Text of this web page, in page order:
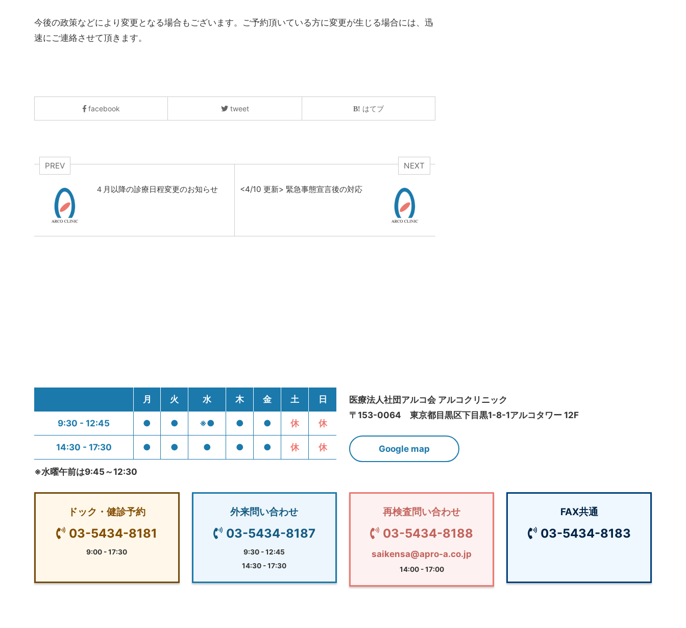
今後の政策などにより変更となる場合もございます。ご予約頂いている方に変更が生じる場合には、迅
速にご連絡させて頂きます。
facebook tweet はてブ
PREV
４月以降の診療日程変更のお知らせ
NEXT
<4/10 更新> 緊急事態宣言後の対応
月 火 水 木 金 土 日
9:30 - 12:45 ● ● ※● ● ● 休 休
14:30 - 17:30 ● ● ● ● ● 休 休
※水曜午前は9:45～12:30
医療法人社団アルコ会 アルコクリニック
〒153-0064 東京都目黒区下目黒1-8-1アルコタワー 12F
Google map
ドック・健診予約
03-5434-8181
9:00 - 17:30
外来問い合わせ
03-5434-8187
9:30 - 12:45
14:30 - 17:30
再検査問い合わせ
03-5434-8188
saikensa@apro-a.co.jp
14:00 - 17:00
FAX共通
03-5434-8183